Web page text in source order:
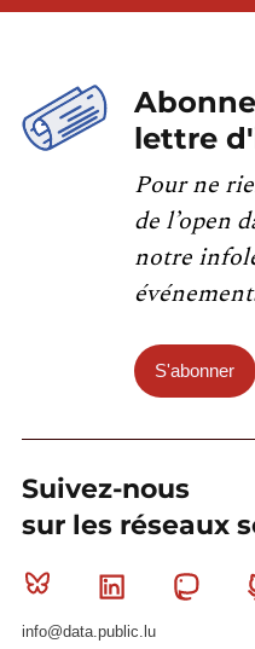
lettre
Pour ne
de l’open
notre
S'abonner
Suivez-nous
sur les réseaux
Bluesky Linkedin
info@data.public.lu